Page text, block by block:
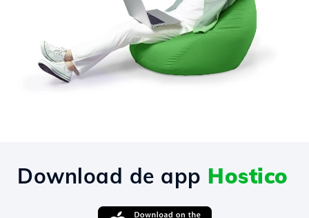
Download de app Hostico